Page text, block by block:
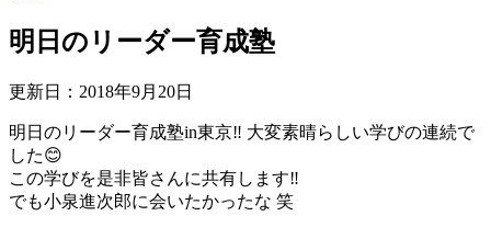
明日のリーダー育成塾
更新日： 2018年9月20日
明日のリーダー育成塾in東京‼️ 大変素晴らしい学びの連続で
した😊
この学びを是非皆さんに共有します‼️
でも小泉進次郎に会いたかったな 笑